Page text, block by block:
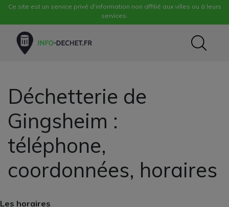
Ce site est un service privé d'information non affilié aux villes ou à leurs
services.
Déchetterie de
Gingsheim :
téléphone,
coordonnées, horaires
Les horaires